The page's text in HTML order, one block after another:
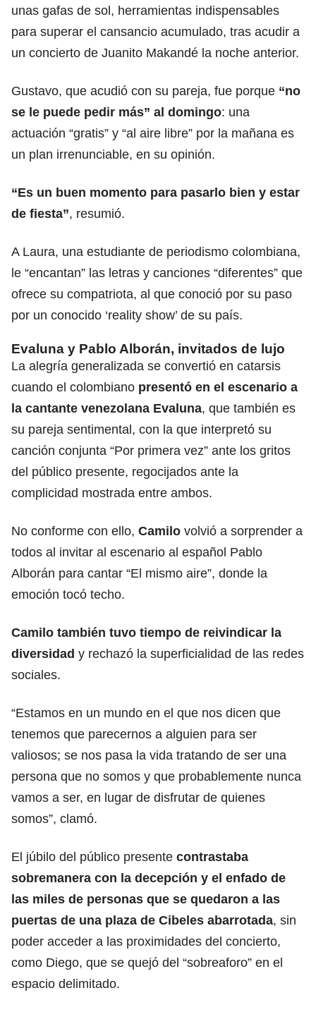
unas gafas de sol, herramientas indispensables
para superar el cansancio acumulado, tras acudir a
un concierto de Juanito Makandé la noche anterior.
Gustavo, que acudió con su pareja, fue porque “no
se le puede pedir más” al domingo: una
actuación “gratis” y “al aire libre” por la mañana es
un plan irrenunciable, en su opinión.
“Es un buen momento para pasarlo bien y estar
de fiesta”, resumió.
A Laura, una estudiante de periodismo colombiana,
le “encantan” las letras y canciones “diferentes” que
ofrece su compatriota, al que conoció por su paso
por un conocido ‘reality show’ de su país.
Evaluna y Pablo Alborán, invitados de lujo
La alegría generalizada se convertió en catarsis
cuando el colombiano presentó en el escenario a
la cantante venezolana Evaluna, que también es
su pareja sentimental, con la que interpretó su
canción conjunta “Por primera vez” ante los gritos
del público presente, regocijados ante la
complicidad mostrada entre ambos.
No conforme con ello, Camilo volvió a sorprender a
todos al invitar al escenario al español Pablo
Alborán para cantar “El mismo aire”, donde la
emoción tocó techo.
Camilo también tuvo tiempo de reivindicar la
diversidad y rechazó la superficialidad de las redes
sociales.
“Estamos en un mundo en el que nos dicen que
tenemos que parecernos a alguien para ser
valiosos; se nos pasa la vida tratando de ser una
persona que no somos y que probablemente nunca
vamos a ser, en lugar de disfrutar de quienes
somos”, clamó.
El júbilo del público presente contrastaba
sobremanera con la decepción y el enfado de
las miles de personas que se quedaron a las
puertas de una plaza de Cibeles abarrotada, sin
poder acceder a las proximidades del concierto,
como Diego, que se quejó del “sobreaforo” en el
espacio delimitado.